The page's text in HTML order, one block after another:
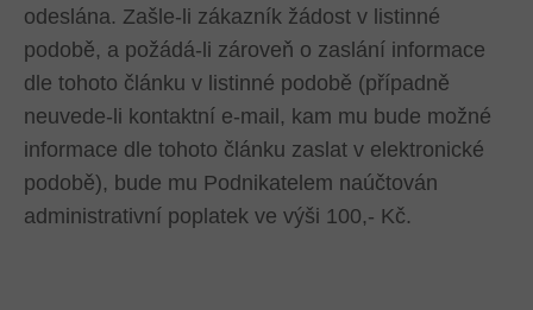
odeslána. Zašle-li zákazník žádost v listinné
podobě, a požádá-li zároveň o zaslání informace
dle tohoto článku v listinné podobě (případně
neuvede-li kontaktní e-mail, kam mu bude možné
informace dle tohoto článku zaslat v elektronické
podobě), bude mu Podnikatelem naúčtován
administrativní poplatek ve výši 100,- Kč.